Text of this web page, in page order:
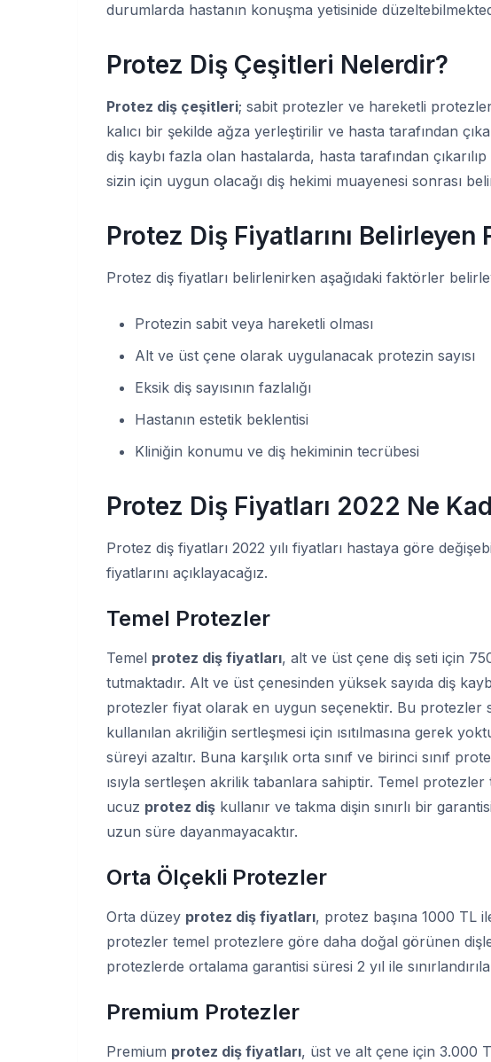
durumlarda hastanın konuşma yetisinide
Protez Diş Çeşitleri Nelerdir?
Protez diş çeşitleri; sabit protezler ve hareketli
kalıcı bir şekilde ağza yerleştirilir ve hasta tarafından
diş kaybı fazla olan hastalarda, hasta tarafından
sizin için uygun olacağı diş hekimi muayenesi sonrası
Protez Diş Fiyatlarını Belirleyen
Protez diş fiyatları belirlenirken aşağıdaki faktörler
Protezin sabit veya hareketli olması
Alt ve üst çene olarak uygulanacak protezin sayısı
Eksik diş sayısının fazlalığı
Hastanın estetik beklentisi
Kliniğin konumu ve diş hekiminin tecrübesi
Protez Diş Fiyatları 2022 Ne
Protez diş fiyatları 2022 yılı fiyatları hastaya göre
fiyatlarını açıklayacağız.
Temel Protezler
Temel protez diş fiyatları, alt ve üst çene diş seti için
tutmaktadır. Alt ve üst çenesinden yüksek sayıda diş
protezler fiyat olarak en uygun seçenektir. Bu protezler
kullanılan akriliğin sertleşmesi için ısıtılmasına gerek
süreyi azaltır. Buna karşılık orta sınıf ve birinci sınıf
ısıyla sertleşen akrilik tabanlara sahiptir. Temel
ucuz protez diş kullanır ve takma dişin sınırlı bir
uzun süre dayanmayacaktır.
Orta Ölçekli Protezler
Orta düzey protez diş fiyatları, protez başına 1000 TL
protezler temel protezlere göre daha doğal görünen
protezlerde ortalama garantisi süresi 2 yıl ile
Premium Protezler
Premium protez diş fiyatları, üst ve alt çene için 3.000